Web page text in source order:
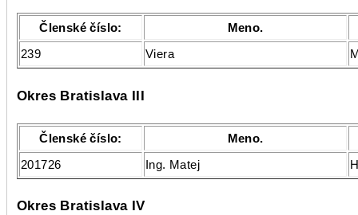
Členské číslo:
Meno.
239
Viera
Okres Bratislava III
Členské číslo:
Meno.
201726
Ing. Matej
Okres Bratislava IV